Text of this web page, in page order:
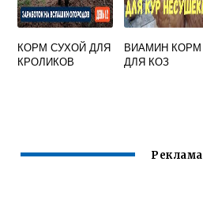
КОРМ СУХОЙ ДЛЯ
КРОЛИКОВ
ВИАМИН КОРМ
ДЛЯ КОЗ
Реклама